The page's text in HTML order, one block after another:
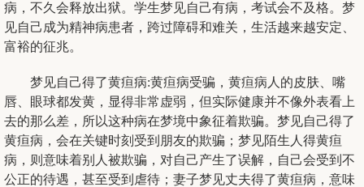
病，不久会释放出狱。学生梦见自己有病，考试会不及格。梦
见自己成为精神病患者，跨过障碍和难关，生活越来越安定、
富裕的征兆。
梦见自己得了黄疸病:黄疸病受骗，黄疸病人的皮肤、嘴
唇、眼球都发黄，显得非常虚弱，但实际健康并不像外表看上
去的那么差，所以这种病在梦境中象征着欺骗。梦见自己得了
黄疸病，会在关键时刻受到朋友的欺骗；梦见陌生人得黄疸
病，则意味着别人被欺骗，对自己产生了误解，自己会受到不
公正的待遇，甚至受到虐待；妻子梦见丈夫得了黄疸病，意味